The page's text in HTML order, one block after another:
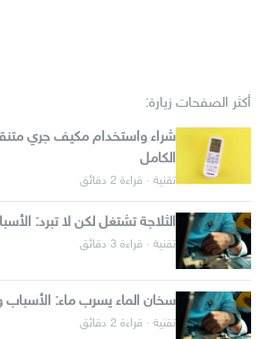
أكثر الصفحات زيارة:
شراء واستخدام مكيف جري
الكامل
تقنية · قراءة 2 دقائق
الثلاجة تشتغل لكن لا تبرد:
تقنية · قراءة 3 دقائق
سخان الماء يسرب ماء: الأسباب
تقنية · قراءة 2 دقائق